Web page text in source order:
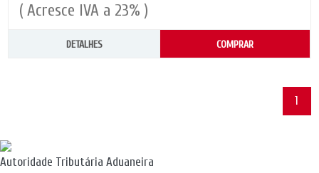
( Acresce IVA a 23% )
DETALHES COMPRAR
1
Autoridade Tributária Aduaneira